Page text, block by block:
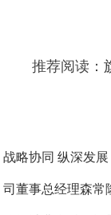
推荐阅读：
战略协同 纵深发
司董事总经理森常